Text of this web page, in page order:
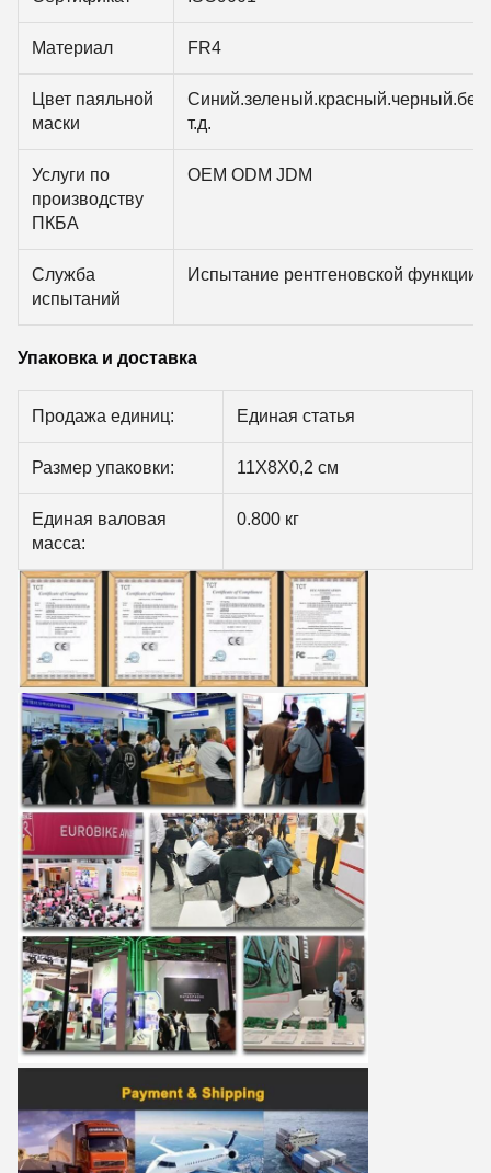
Материал FR4
Цвет паяльной
маски
т.д.
Услуги по
производству
ПКБА
OEM ODM JDM
Служба
испытаний
Испытание рентгеновской функции
Упаковка и доставка
Продажа единиц: Единая статья
Размер упаковки: 11X8X0,2 см
Единая валовая
масса:
0.800 кг